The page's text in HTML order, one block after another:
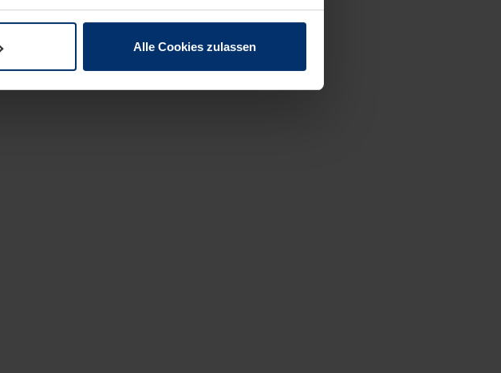
oder widerrufen.
Alle Cookies zulassen